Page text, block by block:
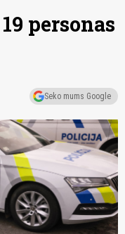
personas
Seko mums Google